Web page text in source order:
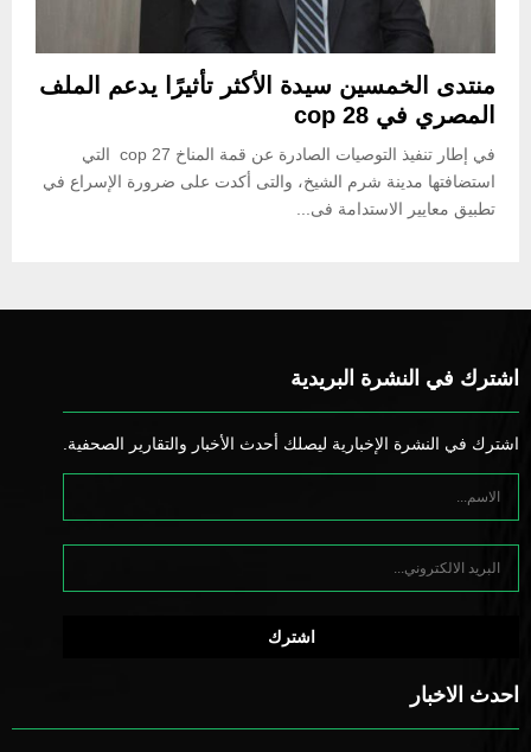
منتدى الخمسين سيدة الأكثر تأثيرًا يدعم الملف
المصري في cop 28
في إطار تنفيذ التوصيات الصادرة عن قمة المناخ cop 27 التي
استضافتها مدينة شرم الشيخ، والتى أكدت على ضرورة الإسراع في
تطبيق معايير الاستدامة فى...
اشترك في النشرة البريدية
اشترك في النشرة الإخبارية ليصلك أحدث الأخبار والتقارير الصحفية.
احدث الاخبار